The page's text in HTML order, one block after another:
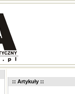
:: Artykuły ::